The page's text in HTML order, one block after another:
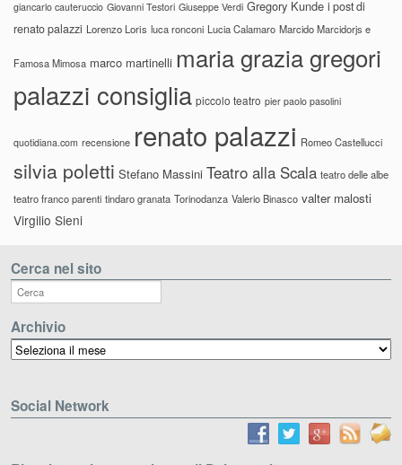
giancarlo cauteruccio Giovanni Testori Giuseppe Verdi Gregory Kunde i post di
renato palazzi Lorenzo Loris luca ronconi Lucia Calamaro Marcido Marcidorjs e
Famosa Mimosa marco martinelli maria grazia gregori
palazzi consiglia piccolo teatro pier paolo pasolini
quotidiana.com recensione renato palazzi Romeo Castellucci
silvia poletti Stefano Massini Teatro alla Scala teatro delle albe
teatro franco parenti tindaro granata Torinodanza Valerio Binasco valter malosti
Virgilio Sieni
Cerca nel sito
Archivio
Archivio
Social Network